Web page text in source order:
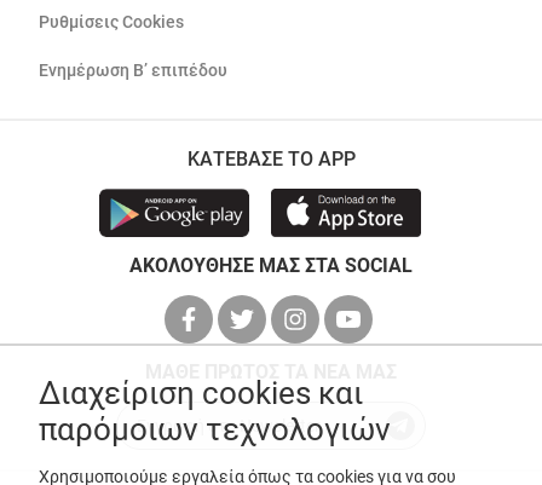
Ρυθμίσεις Cookies
Ενημέρωση Β’ επιπέδου
ΚΑΤΕΒΑΣΕ ΤΟ APP
ΑΚΟΛΟΥΘΗΣΕ ΜΑΣ ΣΤΑ SOCIAL
Διαχείριση cookies και
παρόμοιων τεχνολογιών
Χρησιμοποιούμε εργαλεία όπως τα cookies για να σου